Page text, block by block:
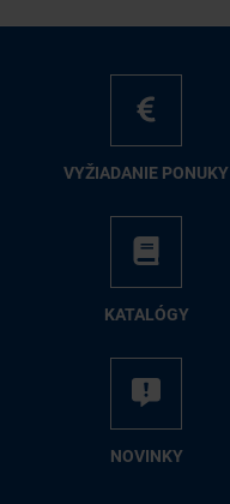
VY­ŽIA­DA­NIE PO­NU­KY
KA­TA­LÓ­GY
NO­VIN­KY